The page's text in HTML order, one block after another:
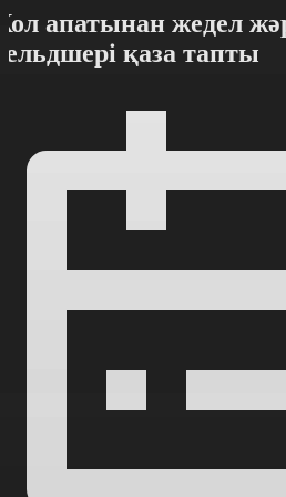
апатынан жедел
қаза тапты